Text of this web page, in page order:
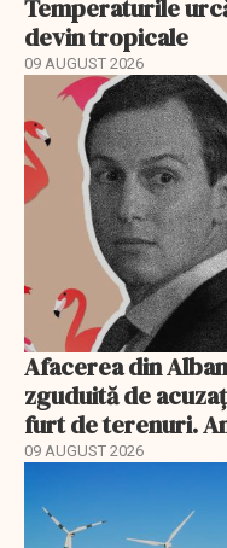
Temperaturile
devin tropicale
09 AUGUST 2026
Afacerea din
zguduită de
furt de terenuri.
09 AUGUST 2026